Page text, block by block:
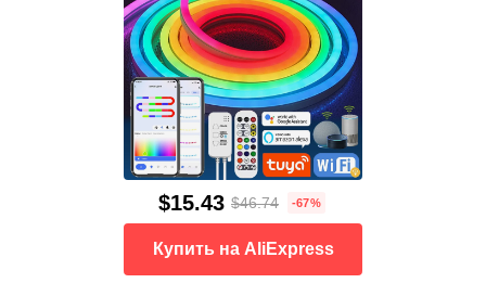
$15.43 $46.74 -67%
Купить на AliExpress